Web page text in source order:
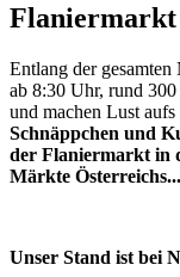
Flaniermarkt
Entlang der
ab 8:30 Uhr, rund
und machen Lust aufs
Schnäppchen und
der Flaniermarkt in
Märkte
Unser Stand ist bei